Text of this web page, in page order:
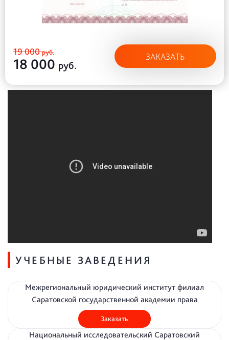
19 000руб.
18 000 руб.
ЗАКАЗАТЬ
УЧЕБНЫЕ ЗАВЕДЕНИЯ
Межрегиональный юридический институт филиал
Саратовской государственной академии права
Заказать
Национальный исследовательский Саратовский